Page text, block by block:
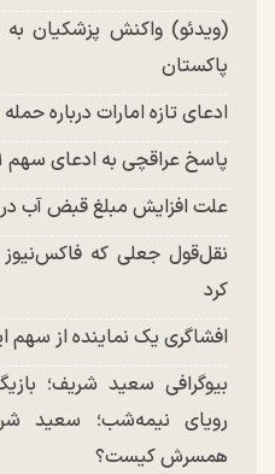
(ویدئو) واکنش پزشکیان
پاکستان
ادعای تازه امارات درباره
پاسخ عراقچی به ادعای سهم ۱۱ درصدی ایران از خزر
علت افزایش مبلغ قبض آب
نقل‌قول جعلی که
کرد
افشاگری یک نماینده از سهم
بیوگرافی سعید شریف؛
رویای نیمه‌شب؛ سعید
همسرش کیست؟